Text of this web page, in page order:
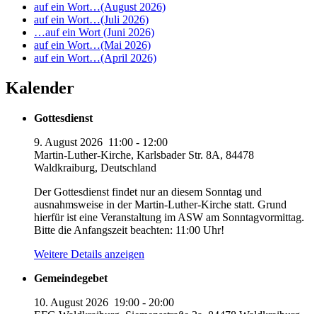
auf ein Wort…(August 2026)
auf ein Wort…(Juli 2026)
…auf ein Wort (Juni 2026)
auf ein Wort…(Mai 2026)
auf ein Wort…(April 2026)
Kalender
Gottesdienst
9. August 2026 11:00 - 12:00
Martin-Luther-Kirche, Karlsbader Str. 8A, 84478
Waldkraiburg, Deutschland
Der Gottesdienst findet nur an diesem Sonntag und
ausnahmsweise in der Martin-Luther-Kirche statt. Grund
hierfür ist eine Veranstaltung im ASW am Sonntagvormittag.
Bitte die Anfangszeit beachten: 11:00 Uhr!
Weitere Details anzeigen
Gemeindegebet
10. August 2026 19:00 - 20:00